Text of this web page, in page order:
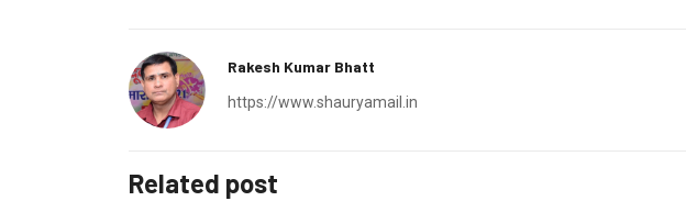
Rakesh Kumar Bhatt
https://www.shauryamail.in
Related post